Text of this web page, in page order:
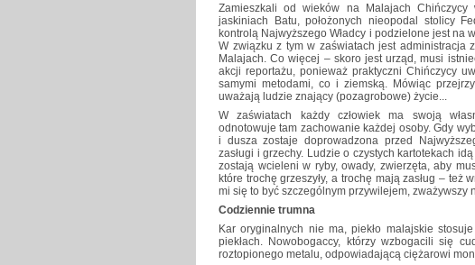
Zamieszkali od wieków na Malajach
jaskiniach Batu, położonych nieopodal stolicy
kontrolą Najwyższego Władcy i podzielone jest na
W związku z tym w zaświatach jest administracja
Malajach. Co więcej – skoro jest urząd, musi
akcji reportażu, ponieważ praktyczni Chińczycy
samymi metodami, co i ziemską. Mówiąc
uważają ludzie znający (pozagrobowe) życie...
W zaświatach każdy człowiek ma swoją
odnotowuje tam zachowanie każdej osoby. Gdy
i dusza zostaje doprowadzona przed
zasługi i grzechy. Ludzie o czystych kartotekach
zostają wcieleni w ryby, owady, zwierzęta, aby
które trochę grzeszyły, a trochę mają zasług –
mi się to być szczególnym przywilejem, zważywszy
Codziennie trumna
Kar oryginalnych nie ma, piekło malajskie
piekłach. Nowobogaccy, którzy wzbogacili się
roztopionego metalu, odpowiadającą ciężarowi